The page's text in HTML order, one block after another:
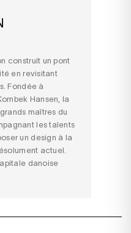
construit un pont
en revisitant
Fondée à
Hansen, la
maîtres du
les talents
un design à la
actuel.
danoise